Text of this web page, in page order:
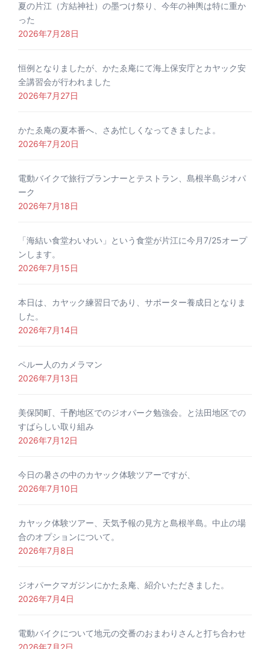
夏の片江（方結神社）の墨つけ祭り、今年の神輿は特に重か
った
2026年7月28日
恒例となりましたが、かたゑ庵にて海上保安庁とカヤック安
全講習会が行われました
2026年7月27日
かたゑ庵の夏本番へ、さあ忙しくなってきましたよ。
2026年7月20日
電動バイクで旅行プランナーとテストラン、島根半島ジオパ
ーク
2026年7月18日
「海結い食堂わいわい」という食堂が片江に今月7/25オープ
ンします。
2026年7月15日
本日は、カヤック練習日であり、サポーター養成日となりま
した。
2026年7月14日
ペルー人のカメラマン
2026年7月13日
美保関町、千酌地区でのジオパーク勉強会。と法田地区での
すばらしい取り組み
2026年7月12日
今日の暑さの中のカヤック体験ツアーですが、
2026年7月10日
カヤック体験ツアー、天気予報の見方と島根半島。中止の場
合のオプションについて。
2026年7月8日
ジオパークマガジンにかたゑ庵、紹介いただきました。
2026年7月4日
電動バイクについて地元の交番のおまわりさんと打ち合わせ
2026年7月2日